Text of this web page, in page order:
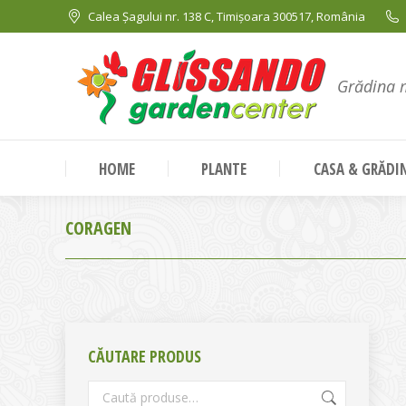
Calea Șagului nr. 138 C, Timișoara 300517, România
Grădina
HOME PLANTE CASA &
CORAGEN
CĂUTARE PRODUS